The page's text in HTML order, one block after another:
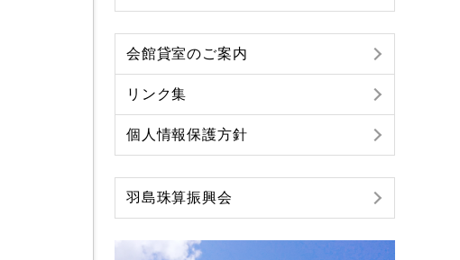
会館貸室のご案内
リンク集
個人情報保護方針
羽島珠算振興会